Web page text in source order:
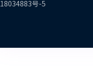
18034883号-5